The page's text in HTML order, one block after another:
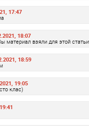
17:47
18:07
материал взяли для этой
18:59
19:05
клас)